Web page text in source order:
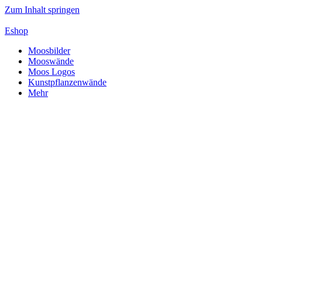
Zum Inhalt springen
Eshop
Moosbilder
Mooswände
Moos Logos
Kunstpflanzenwände
Mehr